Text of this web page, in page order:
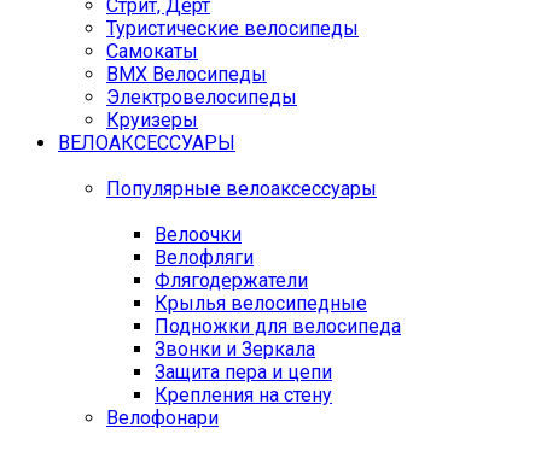
Стрит, Дёрт
Туристические велосипеды
Самокаты
BMX Велосипеды
Электровелосипеды
Круизеры
ВЕЛОАКСЕССУАРЫ
Популярные велоаксессуары
Велоочки
Велофляги
Флягодержатели
Крылья велосипедные
Подножки для велосипеда
Звонки и Зеркала
Защита пера и цепи
Крепления на стену
Велофонари